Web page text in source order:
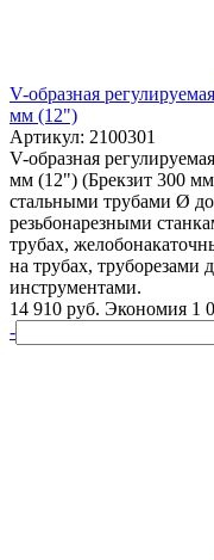
V-образная
мм (12")
Артикул: 2100301
V-образная
мм (12") (Брекзит 300
стальными трубами Ø
резьбонарезными
трубах,
на трубах, труборезами
инструментами.
14 910 руб. Экономия 1
-